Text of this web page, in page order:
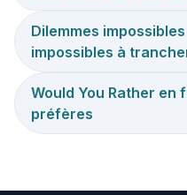
Dilemmes
impossibles à
Would You Rather en
préfères